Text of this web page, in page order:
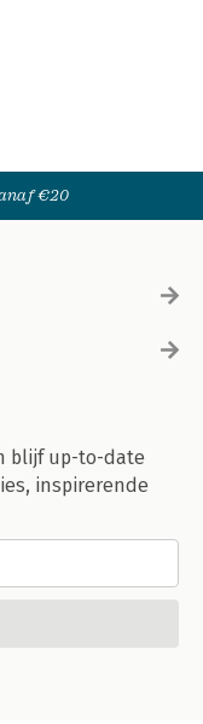
€20
blijf up-to-date
inspirerende